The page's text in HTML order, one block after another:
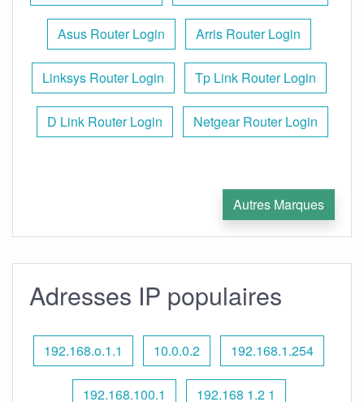
Asus Router Login Arris Router Login
Linksys Router Login Tp Link Router Login
D Link Router Login Netgear Router Login
Autres Marques
Adresses IP populaires
192.168.o.1.1 10.0.0.2 192.168.1.254
192.168.100.1 192.168 1.2 1